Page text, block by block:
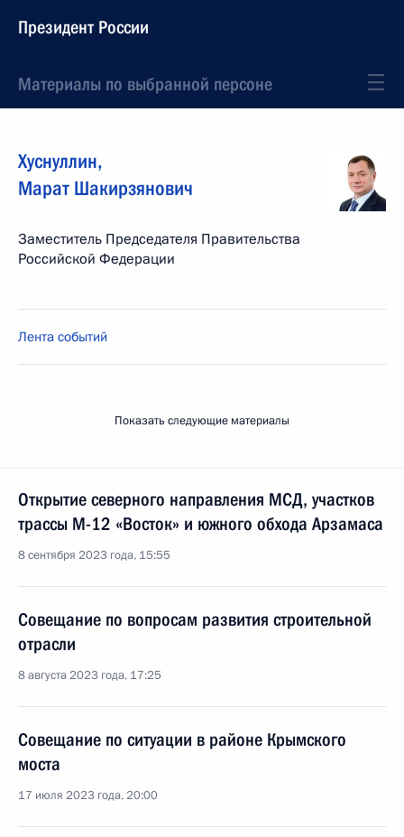
Президент России
Материалы по выбранной персоне
Хуснуллин,
Марат Шакирзянович
Заместитель Председателя Правительства
Российской Федерации
Лента событий
Показать следующие материалы
Открытие северного направления МСД, участков
трассы М-12 «Восток» и южного обхода Арзамаса
8 сентября 2023 года, 15:55
Совещание по вопросам развития строительной
отрасли
8 августа 2023 года, 17:25
Совещание по ситуации в районе Крымского
моста
17 июля 2023 года, 20:00